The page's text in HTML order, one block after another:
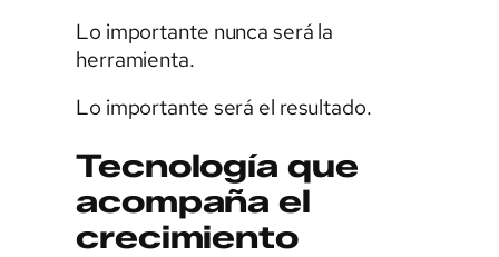
Lo importante nunca será la
herramienta.
Lo importante será el resultado.
Tecnología que
acompaña el
crecimiento